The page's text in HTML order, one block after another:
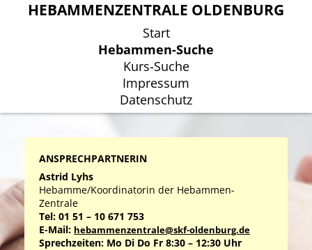
HEBAMMENZENTRALE OLDENBURG
Start
Hebammen-Suche
Kurs-Suche
Impressum
Datenschutz
HEBAMMENZENTRALE OLDENBURG
Start
Hebammen-Suche
Kurs-Suche
Impressum
Datenschutz
ANSPRECHPARTNERIN
Astrid Lyhs
Hebamme/Koordinatorin der Hebammen-
Zentrale
Tel: 01 51 – 10 671 753
E-Mail: hebammenzentrale@skf-oldenburg.de
Sprechzeiten: Mo Di Do Fr 8:30 – 12:30 Uhr